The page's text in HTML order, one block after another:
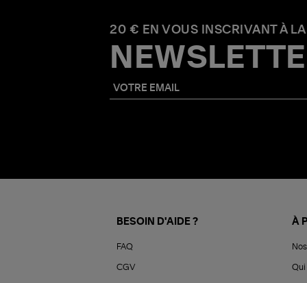
20 € EN VOUS INSCRIVANT À LA
BESOIN D'AIDE ?
FAQ
CGV
À
Qui